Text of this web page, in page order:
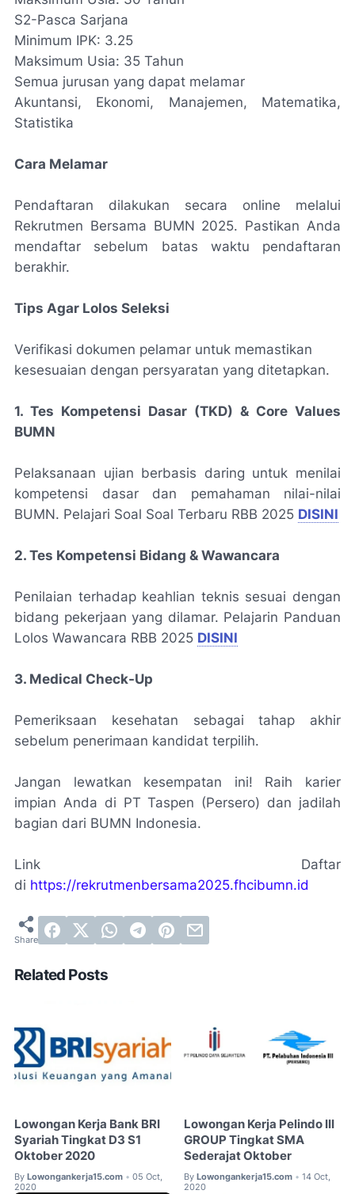
S2-Pasca Sarjana
Minimum IPK: 3.25
Maksimum Usia: 35 Tahun
Semua jurusan yang dapat melamar
Akuntansi, Ekonomi, Manajemen, Matematika,
Statistika
Cara Melamar
Pendaftaran dilakukan secara online melalui
Rekrutmen Bersama BUMN 2025. Pastikan Anda
mendaftar sebelum batas waktu pendaftaran
berakhir.
Tips Agar Lolos Seleksi
Verifikasi dokumen pelamar untuk memastikan
kesesuaian dengan persyaratan yang ditetapkan.
1. Tes Kompetensi Dasar (TKD) & Core Values
BUMN
Pelaksanaan ujian berbasis daring untuk menilai
kompetensi dasar dan pemahaman nilai-nilai
BUMN. Pelajari Soal Soal Terbaru RBB 2025 DISINI
2. Tes Kompetensi Bidang & Wawancara
Penilaian terhadap keahlian teknis sesuai dengan
bidang pekerjaan yang dilamar. Pelajarin Panduan
Lolos Wawancara RBB 2025 DISINI
3. Medical Check-Up
Pemeriksaan kesehatan sebagai tahap akhir
sebelum penerimaan kandidat terpilih.
Jangan lewatkan kesempatan ini! Raih karier
impian Anda di PT Taspen (Persero) dan jadilah
bagian dari BUMN Indonesia.
Link Daftar
di https://rekrutmenbersama2025.fhcibumn.id
Related Posts
Lowongan Kerja Bank BRI
Syariah Tingkat D3 S1
Oktober 2020
By Lowongankerja15.com • 05 Oct,
2020
Lowongan Kerja Pelindo III
GROUP Tingkat SMA
Sederajat Oktober
By Lowongankerja15.com • 14 Oct,
2020